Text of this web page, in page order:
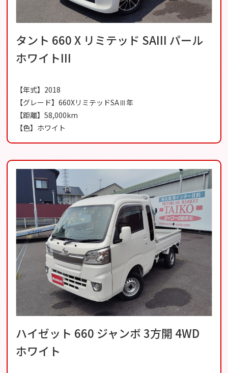
タント 660 X リミテッド SAIII パール
ホワイトIII
【年式】2018
【グレード】660XリミテッドSAⅢ年
【距離】58,000km
【色】ホワイト
ハイゼット 660 ジャンボ 3方開 4WD
ホワイト